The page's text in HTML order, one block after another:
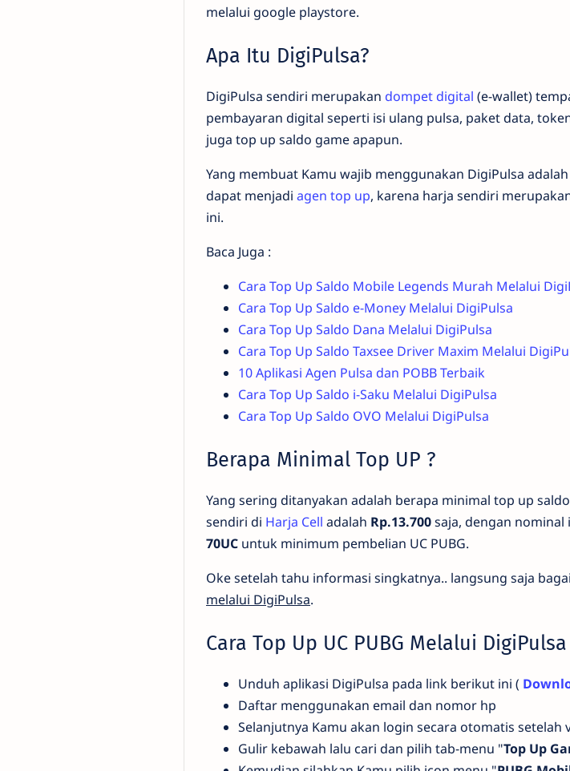
melalui google playstore.
Apa Itu DigiPulsa?
DigiPulsa sendiri merupakan dompet digital (e-wallet)
pembayaran digital seperti isi ulang pulsa, paket data,
juga top up saldo game apapun.
Yang membuat Kamu wajib menggunakan DigiPulsa
dapat menjadi agen top up, karena harja sendiri
ini.
Baca Juga :
Cara Top Up Saldo Mobile Legends Murah Melalui
Cara Top Up Saldo e-Money Melalui DigiPulsa
Cara Top Up Saldo Dana Melalui DigiPulsa
Cara Top Up Saldo Taxsee Driver Maxim Melalui
10 Aplikasi Agen Pulsa dan POBB Terbaik
Cara Top Up Saldo i-Saku Melalui DigiPulsa
Cara Top Up Saldo OVO Melalui DigiPulsa
Berapa Minimal Top UP ?
Yang sering ditanyakan adalah berapa minimal top up
sendiri di Harja Cell adalah Rp.13.700saja, dengan
70UC untuk minimum pembelian UC PUBG.
Oke setelah tahu informasi singkatnya.. langsung saja
melalui DigiPulsa.
Cara Top Up UC PUBG Melalui DigiPulsa
Unduh aplikasi DigiPulsa pada link berikut ini (
Daftar menggunakan email dan nomor hp
Selanjutnya Kamu akan login secara otomatis setelah
Gulir kebawah lalu cari dan pilih tab-menu "Top Up